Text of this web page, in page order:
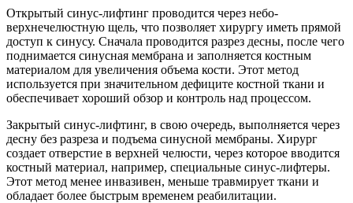
Открытый синус-лифтинг проводится через небо-
верхнечелюстную щель, что позволяет хирургу иметь прямой
доступ к синусу. Сначала проводится разрез десны, после чего
поднимается синусная мембрана и заполняется костным
материалом для увеличения объема кости. Этот метод
используется при значительном дефиците костной ткани и
обеспечивает хороший обзор и контроль над процессом.
Закрытый синус-лифтинг, в свою очередь, выполняется через
десну без разреза и подъема синусной мембраны. Хирург
создает отверстие в верхней челюсти, через которое вводится
костный материал, например, специальные синус-лифтеры.
Этот метод менее инвазивен, меньше травмирует ткани и
обладает более быстрым временем реабилитации.